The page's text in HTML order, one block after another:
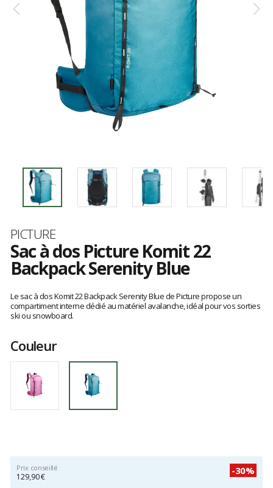
Marque
PICTURE
Sac à dos Picture Komit 22
Backpack Serenity Blue
avis
clients
Le sac à dos Komit 22 Backpack Serenity Blue de Picture propose un
compartiment interne dédié au matériel avalanche, idéal pour vos sorties
ski ou snowboard.
Couleur
Prix conseillé
129,90 €
-30%